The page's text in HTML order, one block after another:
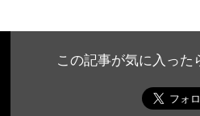
この記事が気に入った